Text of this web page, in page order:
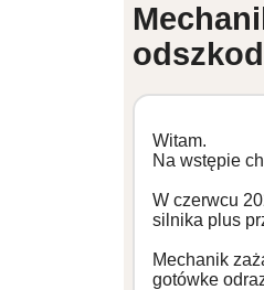
Witam.
Na wstępie
W czerwcu
silnika plus
Mechanik
gotówke